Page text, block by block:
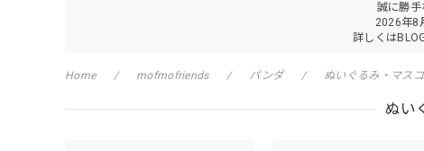
誠に勝
2026年8
詳しくは
Home mofmofriends パンダ ぬいぐるみ・マス
ぬい